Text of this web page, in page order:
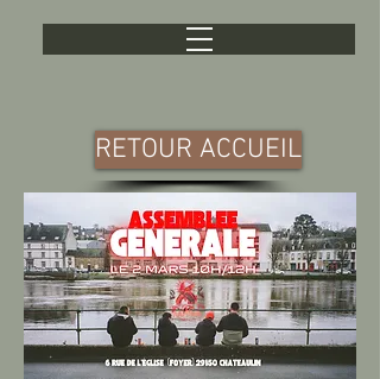
RETOUR ACCUEIL